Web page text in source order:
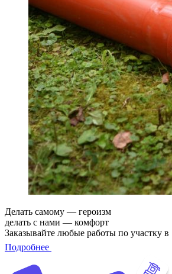
Делать самому — героизм
делать с нами — комфорт
Заказывайте любые работы по участку
Подробнее